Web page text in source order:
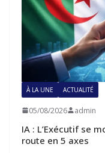
À LA UNE ACTUALITÉ
05/08/2026 admin
IA : L’Exécutif se
route en 5 axes